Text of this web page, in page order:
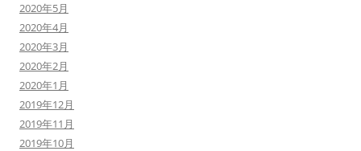
2020年5月
2020年4月
2020年3月
2020年2月
2020年1月
2019年12月
2019年11月
2019年10月